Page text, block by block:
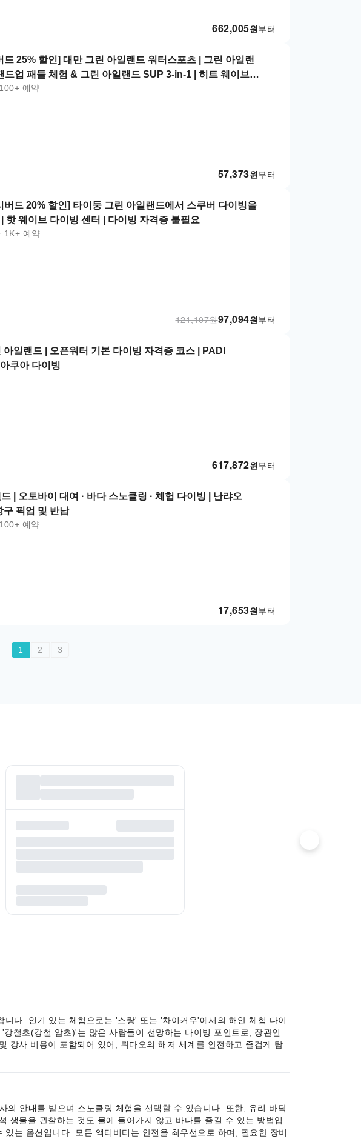
원
662,005 부터
드 25% 할인] 대만 그린 아일랜드 워터스포츠 | 그린 아일랜
드업 패들 체험 & 그린 아일랜드 SUP 3-in-1 | 히트 웨이브
예약
원
57,373 부터
버드 20% 할인] 타이둥 그린 아일랜드에서 스쿠버 다이빙을
핫 웨이브 다이빙 센터 | 다이빙 자격증 불필요
1K+ 예약
원
97,094 부터
원
121,107
아일랜드 | 오픈워터 기본 다이빙 자격증 코스 | PADI
쿠아 다이빙
원
617,872 부터
| 오토바이 대여 · 바다 스노클링 · 체험 다이빙 | 난랴오
픽업 및 반납
예약
원
17,653 부터
1 2 3
다. 인기 있는 체험으로는 '스랑' 또는 '차이커우'에서의 해안 체험 다이
철초(강철 암초)'는 많은 사람들이 선망하는 다이빙 포인트로, 장관인
강사 비용이 포함되어 있어, 뤼다오의 해저 세계를 안전하고 즐겁게 탐
의 안내를 받으며 스노클링 체험을 선택할 수 있습니다. 또한, 유리 바닥
생물을 관찰하는 것도 물에 들어가지 않고 바다를 즐길 수 있는 방법입
는 옵션입니다. 모든 액티비티는 안전을 최우선으로 하며, 필요한 장비